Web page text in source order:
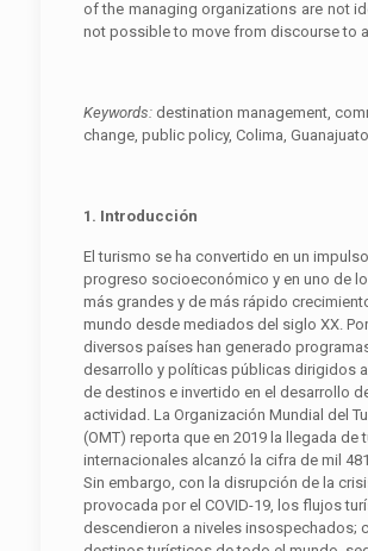
of the managing organizations are not
not possible to move from discourse to
Keywords: destination management,
change, public policy, Colima, Guanajuato
1. Introducción
El turismo se ha convertido en un
progreso socioeconómico y en uno de
más grandes y de más rápido
mundo desde mediados del siglo XX. Por
diversos países han generado
desarrollo y políticas públicas dirigidos
de destinos e invertido en el desarrollo
actividad. La Organización Mundial del
(OMT) reporta que en 2019 la llegada de
internacionales alcanzó la cifra de mil
Sin embargo, con la disrupción de la
provocada por el COVID-19, los flujos
descendieron a niveles insospechados;